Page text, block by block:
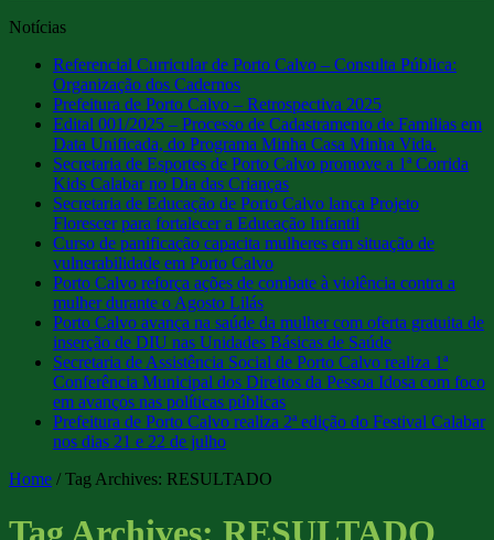
Notícias
Referencial Curricular de Porto Calvo – Consulta Pública:
Organização dos Cadernos
Prefeitura de Porto Calvo – Retrospectiva 2025
Edital 001/2025 – Processo de Cadastramento de Familias em
Data Unificada, do Programa Minha Casa Minha Vida.
Secretaria de Esportes de Porto Calvo promove a 1ª Corrida
Kids Calabar no Dia das Crianças
Secretaria de Educação de Porto Calvo lança Projeto
Florescer para fortalecer a Educação Infantil
Curso de panificação capacita mulheres em situação de
vulnerabilidade em Porto Calvo
Porto Calvo reforça ações de combate à violência contra a
mulher durante o Agosto Lilás
Porto Calvo avança na saúde da mulher com oferta gratuita de
inserção de DIU nas Unidades Básicas de Saúde
Secretaria de Assistência Social de Porto Calvo realiza 1ª
Conferência Municipal dos Direitos da Pessoa Idosa com foco
em avanços nas políticas públicas
Prefeitura de Porto Calvo realiza 2ª edição do Festival Calabar
nos dias 21 e 22 de julho
Home / Tag Archives: RESULTADO